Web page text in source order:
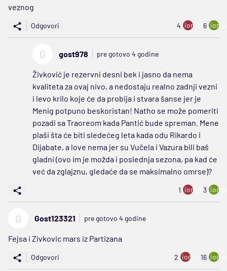
veznog
Odgovori 4 ion:minus
6
G gost978 pre gotovo 4 godine
Živković je rezervni desni bek i jasno da nema
kvaliteta za ovaj nivo, a nedostaju realno zadnji vezni
i levo krilo koje će da probija i stvara šanse jer je
Menig potpuno beskoristan! Natho se može pomeriti
pozadi sa Traoreom kada Pantić bude spreman. Mene
plaši šta će biti sledećeg leta kada odu Rikardo i
Dijabate, a love nema jer su Vučela i Vazura bili baš
gladni (ovo im je možda i poslednja sezona, pa kad će
već da zglajznu, gledaće da se maksimalno omrse)?
1 ion:minus
3
G Gost123321 pre gotovo 4 godine
Fejsa i Zivkovic mars iz Partizana
Odgovori 2 ion:minus
16